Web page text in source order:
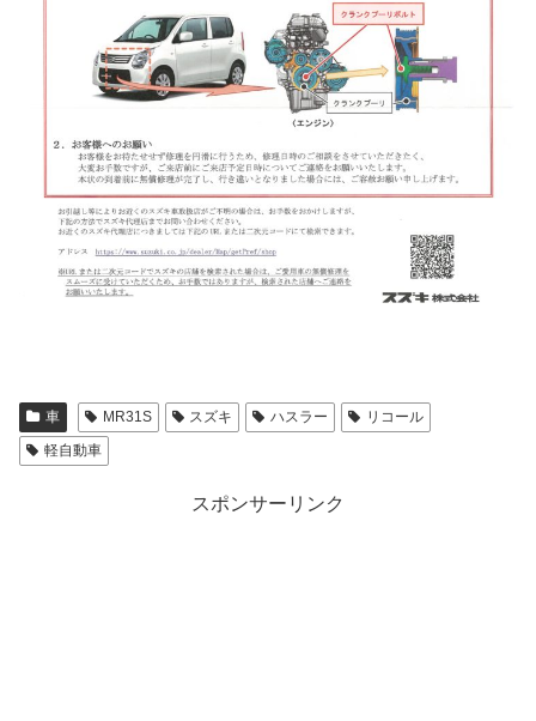
車 MR31S スズキ ハスラー
リコール
軽自動車
スポンサーリンク